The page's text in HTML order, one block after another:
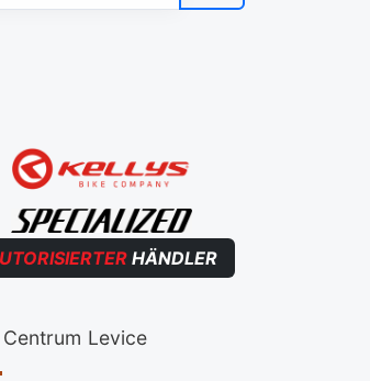
HÄNDLER
Levice